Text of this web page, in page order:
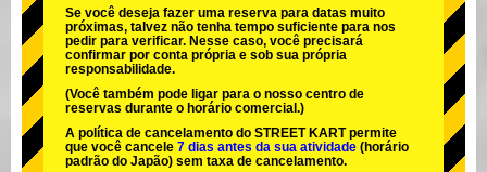
Se você deseja fazer uma reserva para datas muito
próximas, talvez não tenha tempo suficiente para nos
pedir para verificar. Nesse caso, você precisará
confirmar por conta própria e sob sua própria
responsabilidade.
(Você também pode ligar para o nosso centro de
reservas durante o horário comercial.)
A política de cancelamento do STREET KART permite
que você cancele 7 dias antes da sua atividade (horário
padrão do Japão) sem taxa de cancelamento.